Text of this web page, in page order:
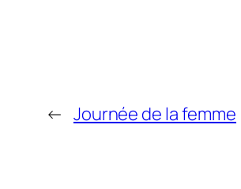
← Journée de la femme